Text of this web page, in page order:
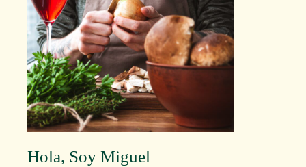
Hola, Soy Miguel